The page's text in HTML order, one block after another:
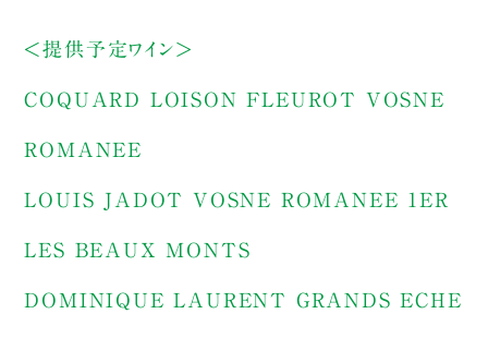
＜提供予定ワイン＞
COQUARD LOISON FLEUROT VOSNE
ROMANEE
LOUIS JADOT VOSNE ROMANEE 1ER
LES BEAUX MONTS
DOMINIQUE LAURENT GRANDS ECHE